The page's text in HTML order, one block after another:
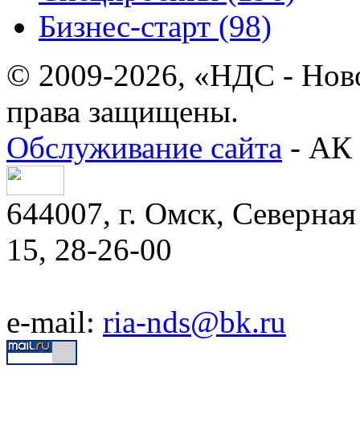
Бизнес-старт (98)
© 2009-2026, «НДС -
права защищены.
Обслуживание сайта - АК
644007, г. Омск,
15, 28-26-00
e-mail: ria-nds@bk.ru